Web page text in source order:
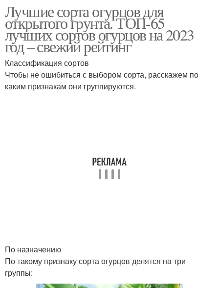
Лучшие сорта огурцов для
открытого грунта. ТОП-65
лучших сортов огурцов на 2023
год – свежий рейтинг
Классификация сортов
Чтобы не ошибиться с выбором сорта, расскажем по
каким признакам они группируются.
По назначению
По такому признаку сорта огурцов делятся на три
группы: